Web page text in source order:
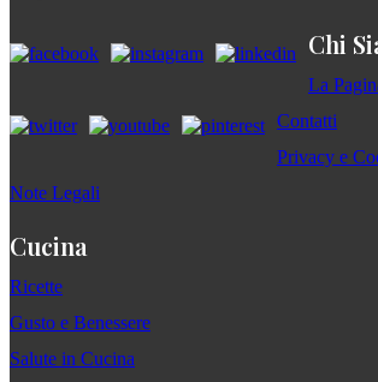
Chi
La
Contatti
Privacy e
Note Legali
Cucina
Ricette
Gusto e Benessere
Salute in Cucina